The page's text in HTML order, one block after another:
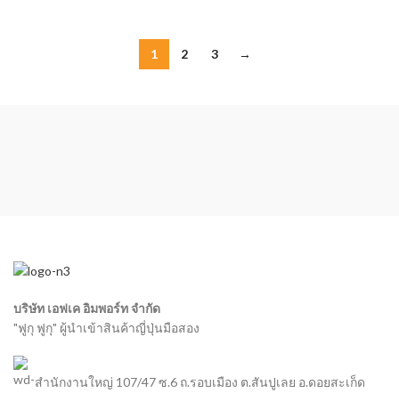
1 2 3 →
บริษัท เอฟเค อิมพอร์ท จำกัด
"ฟูกุ ฟูกุ" ผู้นำเข้าสินค้าญี่ปุ่นมือสอง
สำนักงานใหญ่ 107/47 ซ.6 ถ.รอบเมือง ต.สันปูเลย อ.ดอยสะเก็ด